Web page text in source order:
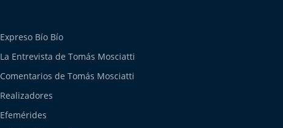
Expreso Bío Bío
La Entrevista de Tomás Mosciatti
Comentarios de Tomás Mosciatti
Realizadores
Efemérides